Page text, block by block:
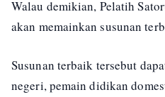
Walau demikian, Pelatih
akan memainkan susunan
Susunan terbaik tersebut
negeri, pemain didikan